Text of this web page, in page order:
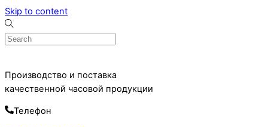
Skip to content
Производство и поставка
качественной часовой продукции
Телефон